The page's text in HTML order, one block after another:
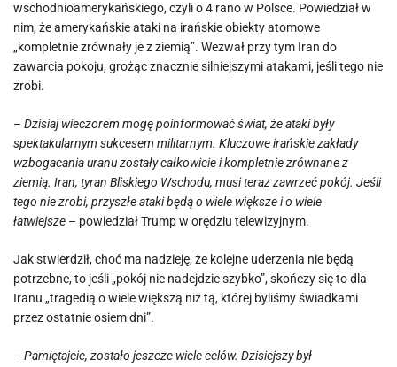
wschodnioamerykańskiego, czyli o 4 rano w Polsce. Powiedział w
nim, że amerykańskie ataki na irańskie obiekty atomowe
„kompletnie zrównały je z ziemią”. Wezwał przy tym Iran do
zawarcia pokoju, grożąc znacznie silniejszymi atakami, jeśli tego nie
zrobi.
– Dzisiaj wieczorem mogę poinformować świat, że ataki były
spektakularnym sukcesem militarnym. Kluczowe irańskie zakłady
wzbogacania uranu zostały całkowicie i kompletnie zrównane z
ziemią. Iran, tyran Bliskiego Wschodu, musi teraz zawrzeć pokój. Jeśli
tego nie zrobi, przyszłe ataki będą o wiele większe i o wiele
łatwiejsze – powiedział Trump w orędziu telewizyjnym.
Jak stwierdził, choć ma nadzieję, że kolejne uderzenia nie będą
potrzebne, to jeśli „pokój nie nadejdzie szybko”, skończy się to dla
Iranu „tragedią o wiele większą niż tą, której byliśmy świadkami
przez ostatnie osiem dni”.
– Pamiętajcie, zostało jeszcze wiele celów. Dzisiejszy był